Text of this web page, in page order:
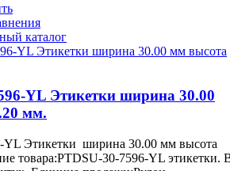
каталог
YL Этикетки ширина 30.00
мм.
YL Этикетки ширина 30.00 мм высота
товара:PTDSU-30-7596-YL этикетки.